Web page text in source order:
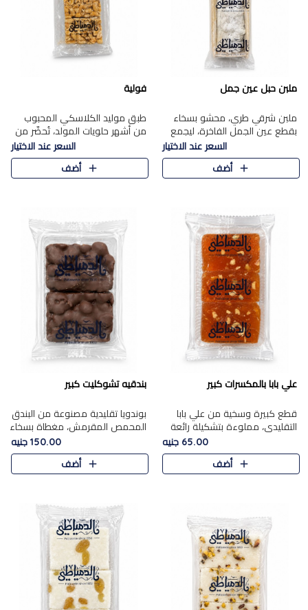
ملبن حبل عين جمل
ملبن شرقي طري، محشو بسخاء
بقطع عين الجمل الفاخرة، ليجمع
بين القوام الناعم وقرمشة الجوز
في مذاق شرقي أصيل.
السعر عند الاختيار
أضف
فولية
طبق موليد الكلاسكي المحبوب
من أشهر حلويات المولد، تُحضّر من
فول سوداني محمص بعناية
ومغلف بطبقة رقيقة من السكر
المكرمل، لتمنحك قرمشة أصيلة
السعر عند الاختيار
أضف
علي بابا بالمكسرات كبير
قطع كبيرة وسخية من علي بابا
التقليدي، مملوءة بتشكيلة رائعة
من المكسرات المحمصة المحمرة.
65.00 جنيه
أضف
بندقيه تشوكليت كبير
بوندويا تقليدية مصنوعة من البندق
المحمص المقرمش، مغطاة بسخاء
بشوكولاتة فاخرة غنية لتحقيق
التوازن المثالي بين قوام القرمشة
ونكهة الشوكولاتة ا..
150.00 جنيه
أضف